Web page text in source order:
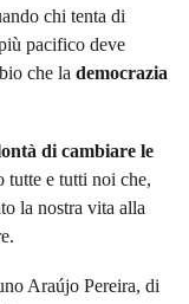
chi tenta di
pacifico deve
che la democrazia
di cambiare le
tutte e tutti noi che,
la nostra vita alla
Araújo Pereira, di